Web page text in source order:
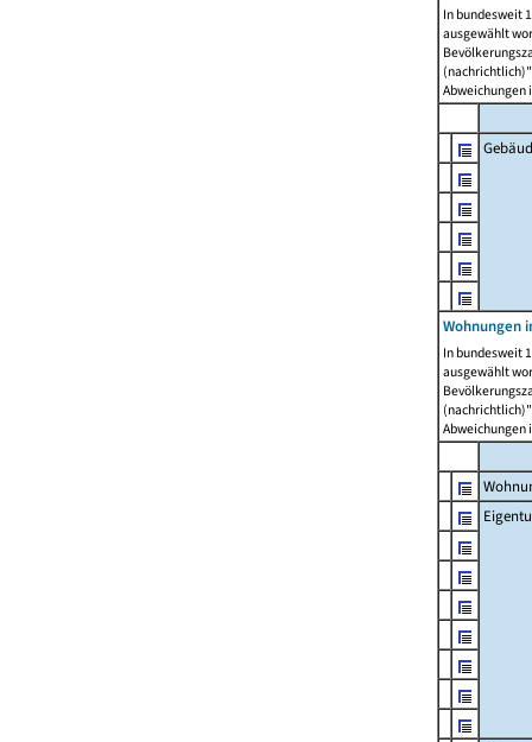
In bundesweit
ausgewählt
Abweichungen
Wohnungen
In bundesweit
ausgewählt
Abweichungen